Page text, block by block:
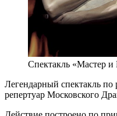
Спектакль «Мастер и
Легендарный спектакль
репертуар Московского